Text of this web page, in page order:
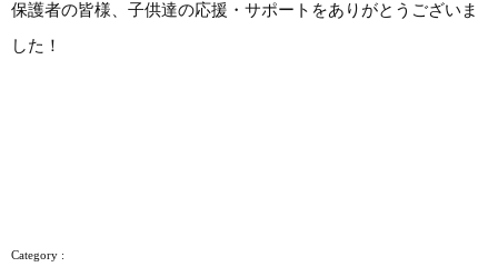
保護者の皆様、子供達の応援・サポートをありがとうございま
した！